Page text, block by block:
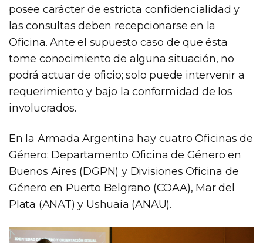
posee carácter de estricta confidencialidad y
las consultas deben recepcionarse en la
Oficina. Ante el supuesto caso de que ésta
tome conocimiento de alguna situación, no
podrá actuar de oficio; solo puede intervenir a
requerimiento y bajo la conformidad de los
involucrados.
En la Armada Argentina hay cuatro Oficinas de
Género: Departamento Oficina de Género en
Buenos Aires (DGPN) y Divisiones Oficina de
Género en Puerto Belgrano (COAA), Mar del
Plata (ANAT) y Ushuaia (ANAU).